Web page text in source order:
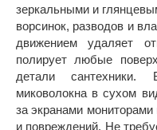
зеркальными и
ворсинок, разводов и
движением удаляет
полирует любые
детали сантехники.
миковолокна в сухом
за экранами
и повреждений. Не